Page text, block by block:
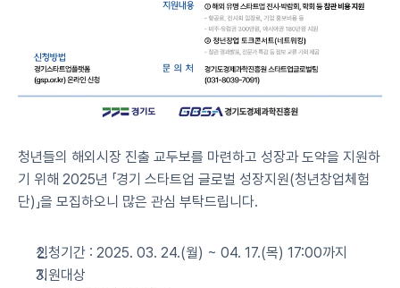
청년들의 해외시장 진출 교두보를 마련하고 성장과 도약을 지원하
기 위해 2025년 「경기 스타트업 글로벌 성장지원(청년창업체험
단)」을 모집하오니 많은 관심 부탁드립니다.
신청기간 : 2025. 03. 24.(월) ~ 04. 17.(목) 17:00까지
지원대상